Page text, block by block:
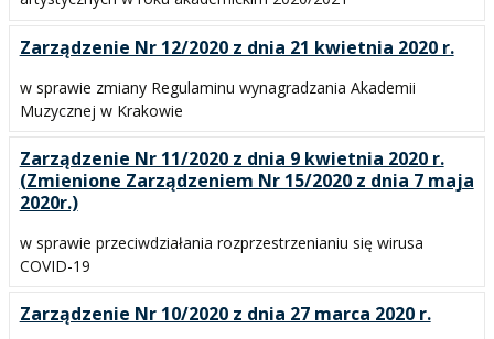
Zarządzenie Nr 12/2020 z dnia 21 kwietnia 2020 r.
w sprawie zmiany Regulaminu wynagradzania Akademii
Muzycznej w Krakowie
Zarządzenie Nr 11/2020 z dnia 9 kwietnia 2020 r.
(Zmienione Zarządzeniem Nr 15/2020 z dnia 7 maja
2020r.)
w sprawie przeciwdziałania rozprzestrzenianiu się wirusa
COVID-19
Zarządzenie Nr 10/2020 z dnia 27 marca 2020 r.